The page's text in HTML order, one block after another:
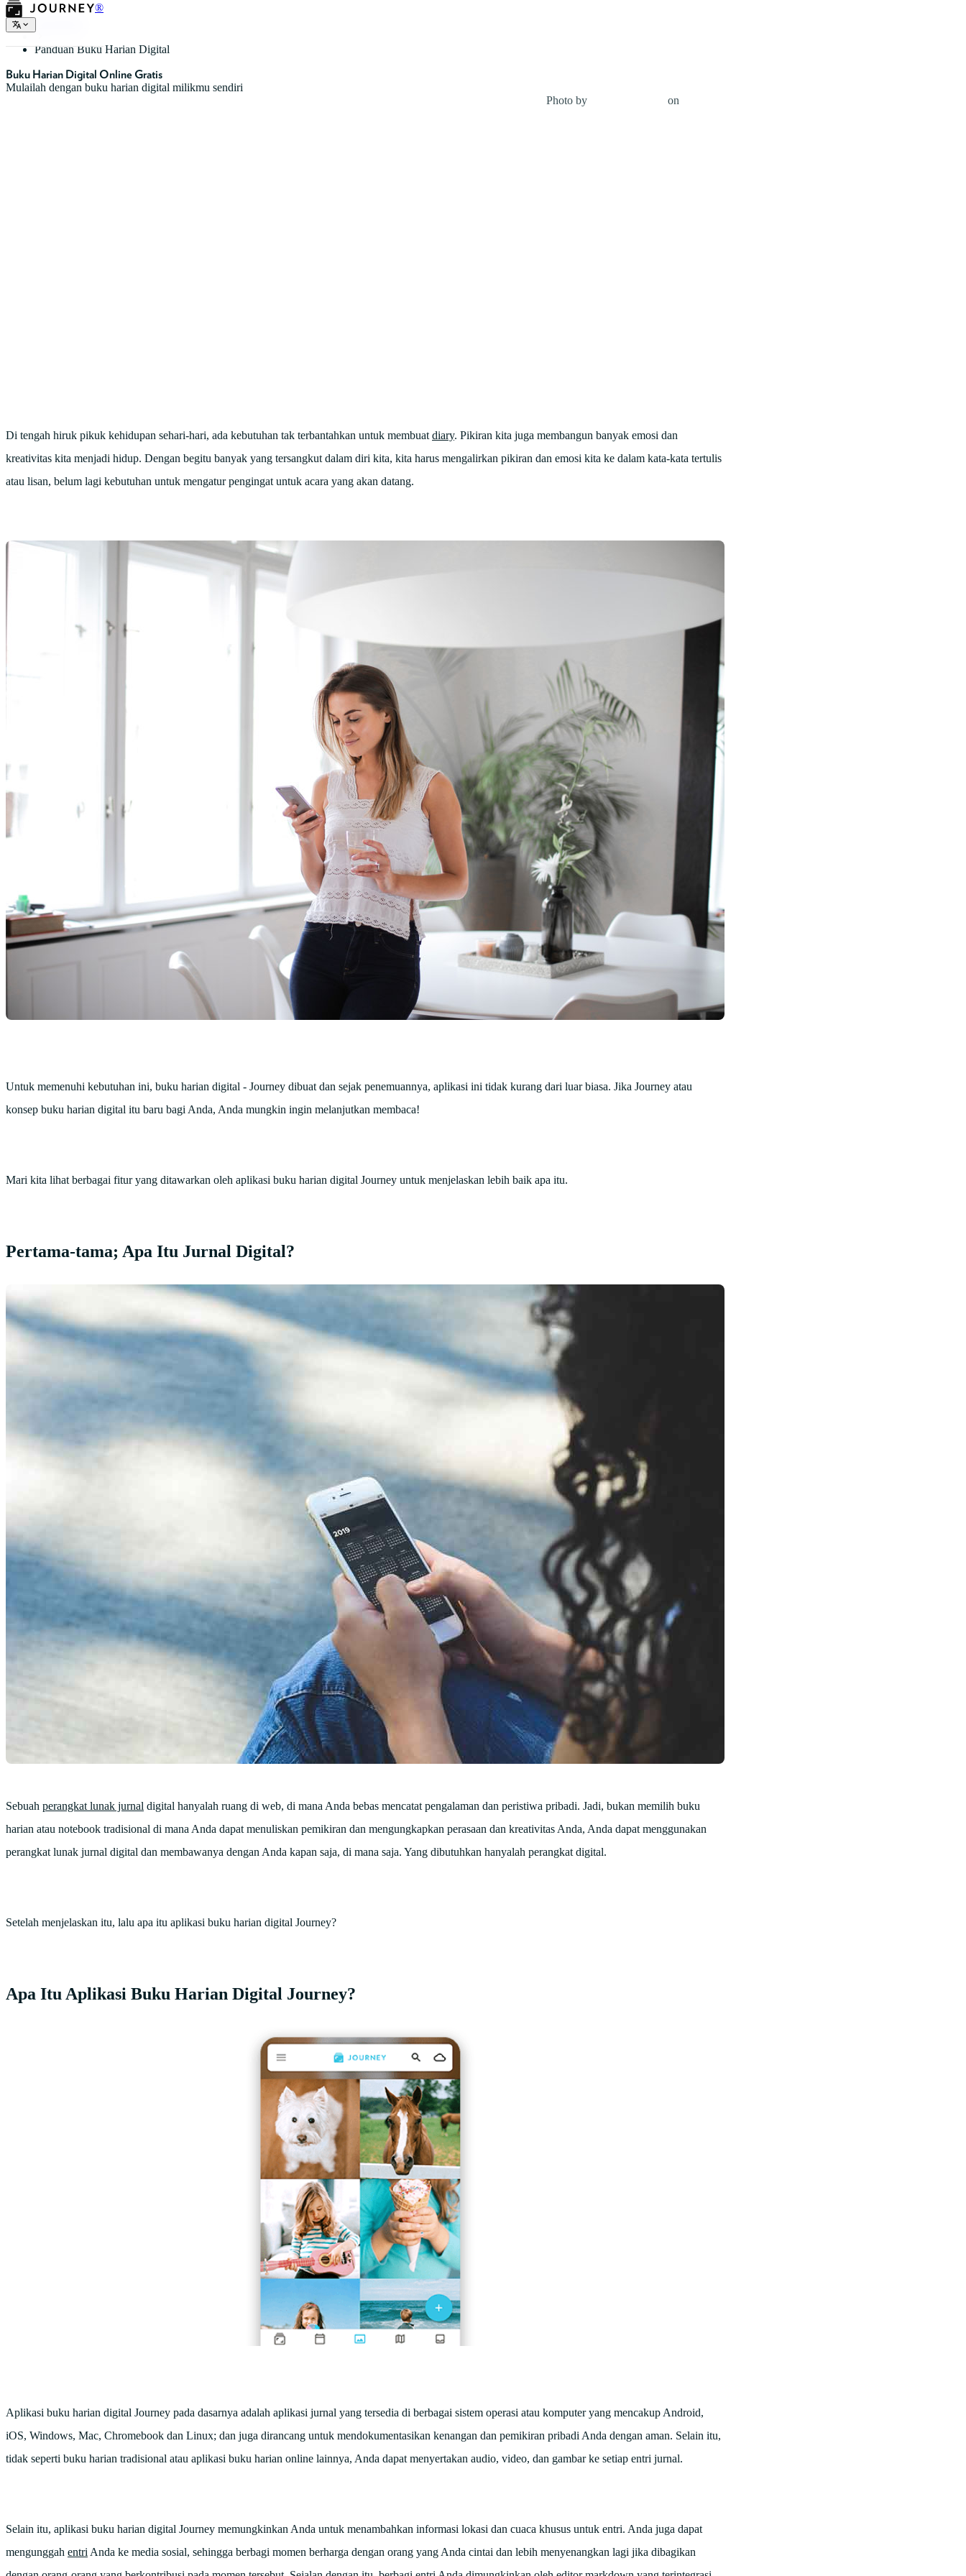
®
Jenis Diary
Panduan Buku Harian Digital
Buku Harian Digital Online Gratis
Mulailah dengan buku harian digital milikmu sendiri
Photo by
on
Di tengah hiruk pikuk kehidupan sehari-hari, ada kebutuhan tak terbantahkan untuk membuat diary. Pikiran kita juga membangun banyak emosi dan
kreativitas kita menjadi hidup. Dengan begitu banyak yang tersangkut dalam diri kita, kita harus mengalirkan pikiran dan emosi kita ke dalam kata-kata tertulis
atau lisan, belum lagi kebutuhan untuk mengatur pengingat untuk acara yang akan datang.
Untuk memenuhi kebutuhan ini, buku harian digital - Journey dibuat dan sejak penemuannya, aplikasi ini tidak kurang dari luar biasa. Jika Journey atau
konsep buku harian digital itu baru bagi Anda, Anda mungkin ingin melanjutkan membaca!
Mari kita lihat berbagai fitur yang ditawarkan oleh aplikasi buku harian digital Journey untuk menjelaskan lebih baik apa itu.
Pertama-tama; Apa Itu Jurnal Digital?
Sebuah perangkat lunak jurnal digital hanyalah ruang di web, di mana Anda bebas mencatat pengalaman dan peristiwa pribadi. Jadi, bukan memilih buku
harian atau notebook tradisional di mana Anda dapat menuliskan pemikiran dan mengungkapkan perasaan dan kreativitas Anda, Anda dapat menggunakan
perangkat lunak jurnal digital dan membawanya dengan Anda kapan saja, di mana saja. Yang dibutuhkan hanyalah perangkat digital.
Setelah menjelaskan itu, lalu apa itu aplikasi buku harian digital Journey?
Apa Itu Aplikasi Buku Harian Digital Journey?
Aplikasi buku harian digital Journey pada dasarnya adalah aplikasi jurnal yang tersedia di berbagai sistem operasi atau komputer yang mencakup Android,
iOS, Windows, Mac, Chromebook dan Linux; dan juga dirancang untuk mendokumentasikan kenangan dan pemikiran pribadi Anda dengan aman. Selain itu,
tidak seperti buku harian tradisional atau aplikasi buku harian online lainnya, Anda dapat menyertakan audio, video, dan gambar ke setiap entri jurnal.
Selain itu, aplikasi buku harian digital Journey memungkinkan Anda untuk menambahkan informasi lokasi dan cuaca khusus untuk entri. Anda juga dapat
mengunggah entri Anda ke media sosial, sehingga berbagi momen berharga dengan orang yang Anda cintai dan lebih menyenangkan lagi jika dibagikan